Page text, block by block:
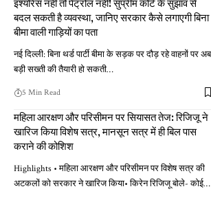
इंश्योरेंस नहीं तो पेट्रोल नहीं! सुप्रीम कोर्ट के सुझाव से
बदल सकती है व्यवस्था, जानिए सरकार कैसे लगाएगी बिना
बीमा वाली गाड़ियों का पता
नई दिल्ली: बिना थर्ड पार्टी बीमा के सड़क पर दौड़ रहे वाहनों पर अब
बड़ी सख्ती की तैयारी हो सकती…
5 Min Read
महिला आरक्षण और परिसीमन पर सियासत तेज: रिजिजू ने
खारिज किया विशेष सत्र, मानसून सत्र में ही बिल पास
कराने की कोशिश
Highlights • महिला आरक्षण और परिसीमन पर विशेष सत्र की
अटकलों को सरकार ने खारिज किया• किरेन रिजिजू बोले- कोई…